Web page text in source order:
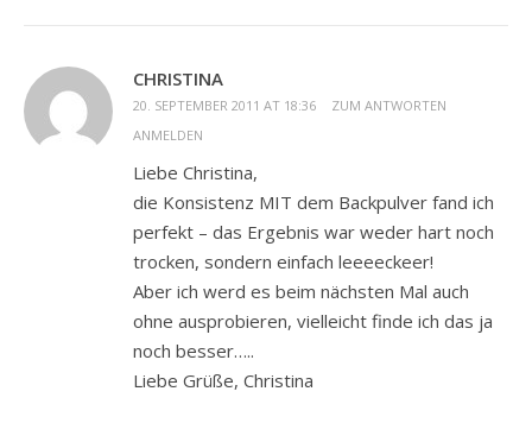
CHRISTINA
20. SEPTEMBER 2011 AT 18:36
ZUM ANTWORTEN
ANMELDEN
Liebe Christina,
die Konsistenz MIT dem Backpulver fand ich
perfekt – das Ergebnis war weder hart noch
trocken, sondern einfach leeeeckeer!
Aber ich werd es beim nächsten Mal auch
ohne ausprobieren, vielleicht finde ich das ja
noch besser…..
Liebe Grüße, Christina